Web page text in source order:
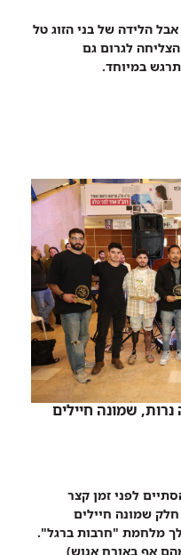
הלידה של בני הזוג טל
הצליחה לגרום גם
במיוחד.
שמונה חיילים
לפני זמן קצר
שמונה חיילים
מלחמת "חרבות ברגל".
אף באורח אנוש)